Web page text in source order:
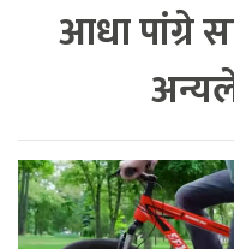
आधा पांग्रे